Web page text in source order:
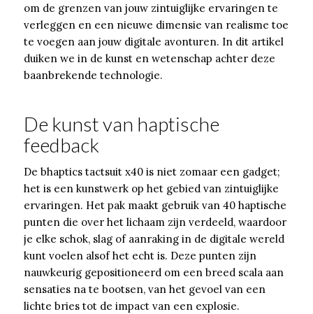
om de grenzen van jouw zintuiglijke ervaringen te
verleggen en een nieuwe dimensie van realisme toe
te voegen aan jouw digitale avonturen. In dit artikel
duiken we in de kunst en wetenschap achter deze
baanbrekende technologie.
De kunst van haptische
feedback
De bhaptics tactsuit x40 is niet zomaar een gadget;
het is een kunstwerk op het gebied van zintuiglijke
ervaringen. Het pak maakt gebruik van 40 haptische
punten die over het lichaam zijn verdeeld, waardoor
je elke schok, slag of aanraking in de digitale wereld
kunt voelen alsof het echt is. Deze punten zijn
nauwkeurig gepositioneerd om een breed scala aan
sensaties na te bootsen, van het gevoel van een
lichte bries tot de impact van een explosie.